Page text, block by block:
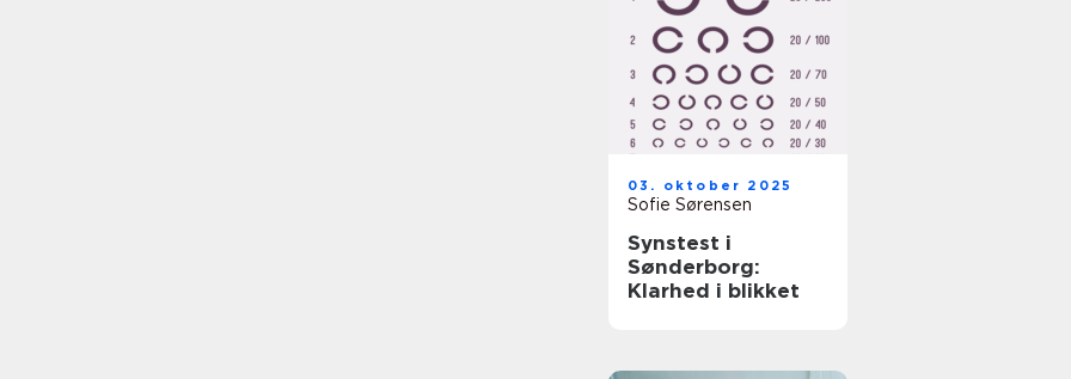
03. oktober 2025
Sofie Sørensen
Synstest i
Sønderborg:
Klarhed i blikket